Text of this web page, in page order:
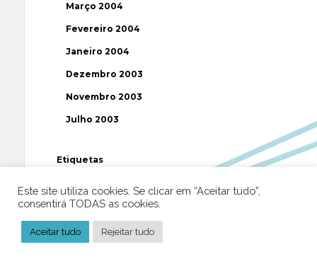
Março 2004
Fevereiro 2004
Janeiro 2004
Dezembro 2003
Novembro 2003
Julho 2003
Etiquetas
AAP ABUSOS ATEÍSMO BIBLIA
Este site utiliza cookies. Se clicar em “Aceitar tudo”,
consentirá TODAS as cookies.
Aceitar tudo Rejeitar tudo